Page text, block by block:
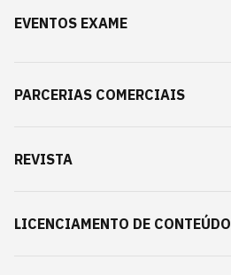
EVENTOS EXAME
PARCERIAS COMERCIAIS
REVISTA
LICENCIAMENTO DE CONTEÚDO